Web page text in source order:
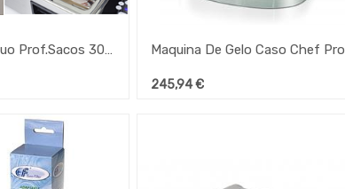
Embalador A Vácuo Prof.Sacos 30Cm Caso Vacuchef Slim-Line Maquina De Gelo Caso Chef Pro
245,94€